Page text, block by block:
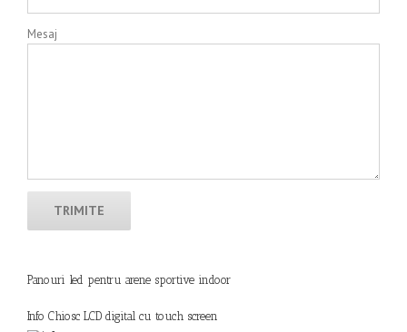
Mesaj
Panouri led pentru arene sportive indoor
Info Chiosc LCD digital cu touch screen